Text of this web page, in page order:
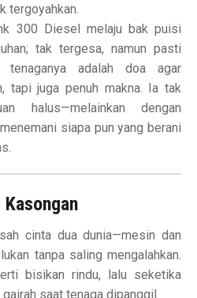
tergoyahkan.
300 Diesel melaju bak puisi
tak tergesa, namun pasti
tenaganya adalah doa agar
tapi juga penuh makna. Ia tak
halus—melainkan dengan
siapa pun yang berani
cinta dua dunia—mesin dan
tanpa saling mengalahkan.
bisikan rindu, lalu seketika
saat tenaga dipanggil.